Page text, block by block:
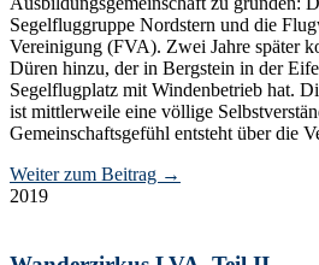
Segelfluggruppe Nordstern und die
Vereinigung (FVA). Zwei Jahre später
Düren hinzu, der in Bergstein in der
Segelflugplatz mit Windenbetrieb hat.
ist mittlerweile eine völlige
Gemeinschaftsgefühl entsteht über die
Weiter zum Beitrag →
2019